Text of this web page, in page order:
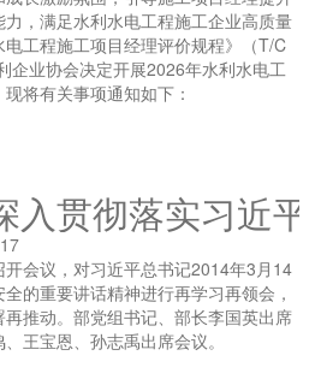
，满足水利水电工程施工企业高质量
工程施工项目经理评价规程》（T/C
企业协会决定开展2026年水利水电工
将有关事项通知如下：
入贯彻落实习近
会议，对习近平总书记2014年3月14
的重要讲话精神进行再学习再领会，
推动。部党组书记、部长李国英出席
王宝恩、孙志禹出席会议。